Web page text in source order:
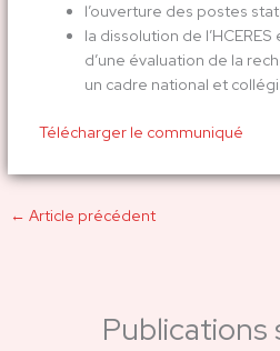
l’ouverture des postes
la dissolution de
d’une évaluation de la
un cadre national et
Télécharger le communiqué
← Article précédent
Publications